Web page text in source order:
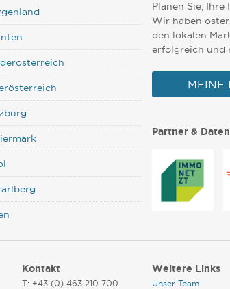
Planen Sie,
Wir haben
den lokalen
erfolgreich und
MEINE
Partner &
Kontakt
T: +43 (0) 463 210 700
Weitere Links
Unser Team